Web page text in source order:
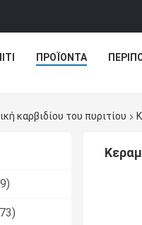
ΠΡΟΪΌΝΤΑ
καρβιδίου του πυριτίου